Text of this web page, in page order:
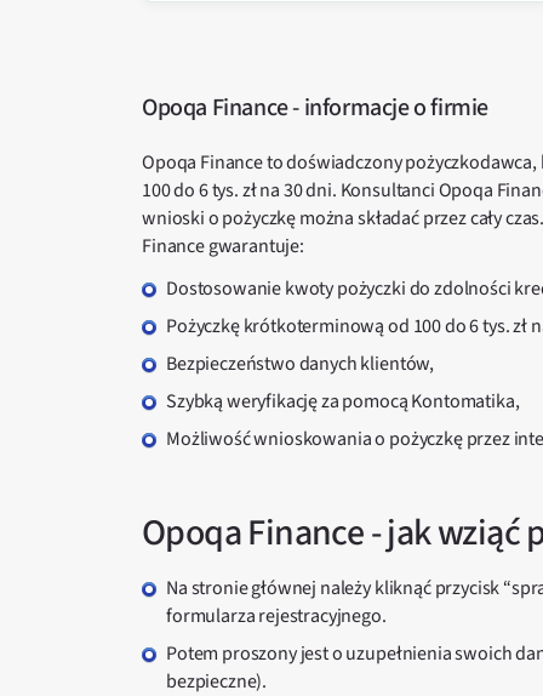
Opoqa Finance - informacje o firmie
Opoqa Finance to doświadczony
100 do 6 tys. zł na 30 dni. Konsultanci Opoqa
wnioski o pożyczkę można składać przez cały
Finance gwarantuje:
dostosowanie kwoty pożyczki do zdolności
pożyczkę krótkoterminową od 100 do 6 tys. zł
bezpieczeństwo danych klientów,
szybką weryfikację za pomocą Kontomatika,
możliwość wnioskowania o pożyczkę przez
Opoqa Finance - jak wziąć
Na stronie głównej należy kliknąć przycisk “sprawdź”. Klient w ten sposób zostaje przekierowany do
formularza rejestracyjnego.
Potem proszony jest o uzupełnienia swoich danych personalnych i bankowych (te informacje są
bezpieczne).